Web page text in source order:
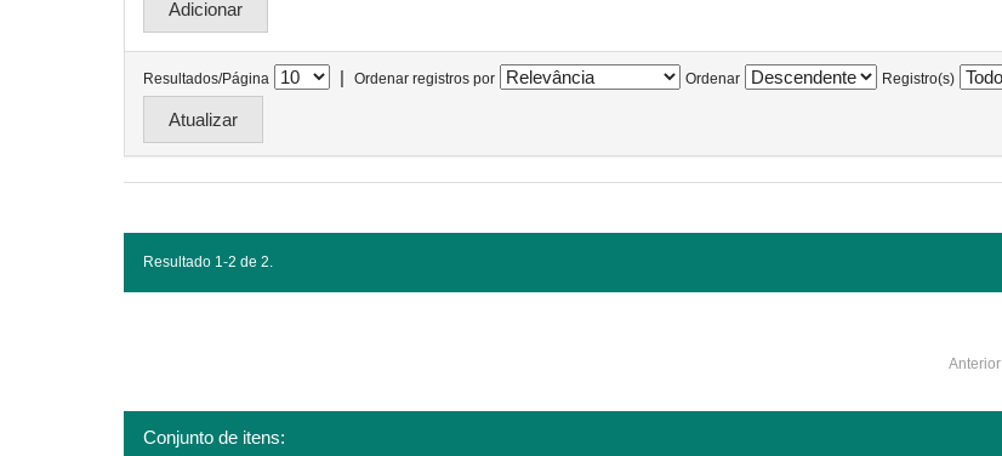
Resultados/Página | Ordenar registros por Ordenar Registro(s)
Resultado 1-2 de 2.
Anterior
Conjunto de itens: